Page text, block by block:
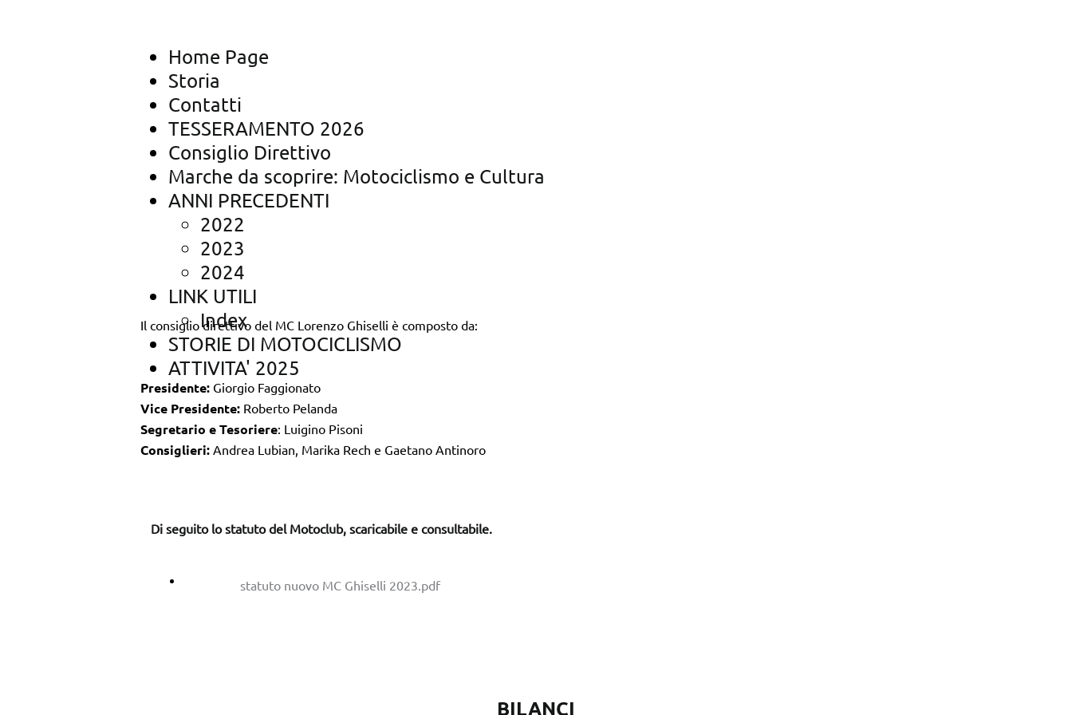
Home Page
Storia
Contatti
TESSERAMENTO 2026
Consiglio Direttivo
Marche da scoprire: Motociclismo e Cultura
ANNI PRECEDENTI
2022
2023
2024
LINK UTILI
Index
STORIE DI MOTOCICLISMO
ATTIVITA' 2025
Il consiglio direttivo del MC Lorenzo Ghiselli è composto da:
Presidente: Giorgio Faggionato
Vice Presidente: Roberto Pelanda
Segretario e Tesoriere: Luigino Pisoni
Consiglieri: Andrea Lubian, Marika Rech e Gaetano Antinoro
Di seguito lo statuto del Motoclub, scaricabile e consultabile.
statuto nuovo MC Ghiselli 2023.pdf
BILANCI